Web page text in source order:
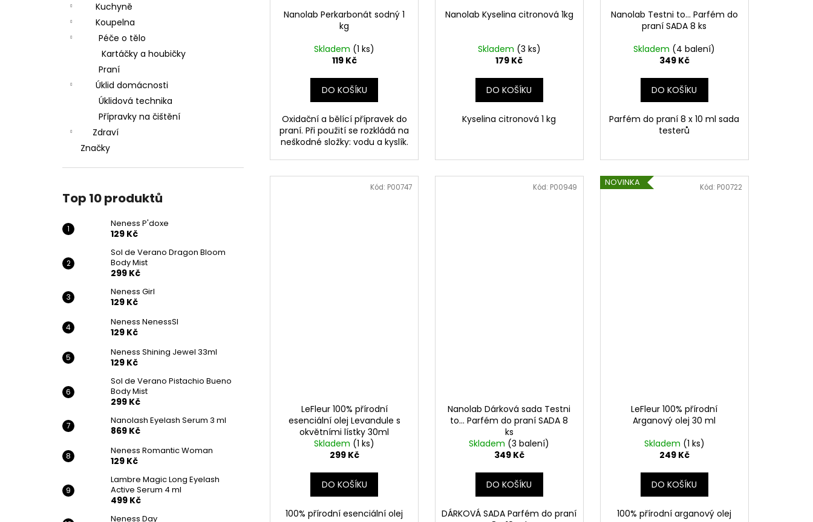
Kuchyně
Koupelna
Péče o tělo
Kartáčky a houbičky
Praní
Úklid domácnosti
Úklidová technika
Přípravky na čištění
Zdraví
Značky
Top 10 produktů
Neness P'doxe
129 Kč
Sol de Verano Dragon Bloom
Body Mist
299 Kč
Neness Girl
129 Kč
Neness NenessSI
129 Kč
Neness Shining Jewel 33ml
129 Kč
Sol de Verano Pistachio Bueno
Body Mist
299 Kč
Nanolash Eyelash Serum 3 ml
869 Kč
Neness Romantic Woman
129 Kč
Lambre Magic Long Eyelash
Active Serum 4 ml
499 Kč
Neness Day
Nanolab Perkarbonát sodný 1
kg
Skladem (1 ks)
119 Kč
DO KOŠÍKU
Oxidační a bělící přípravek do
praní. Při použití se rozkládá na
neškodné složky: vodu a kyslík.
Nanolab Kyselina citronová 1kg
Skladem (3 ks)
179 Kč
DO KOŠÍKU
Kyselina citronová 1 kg
Nanolab Testni to... Parfém do
praní SADA 8 ks
Skladem (4 balení)
349 Kč
DO KOŠÍKU
Parfém do praní 8 x 10 ml sada
testerů
LeFleur 100% přírodní
esenciální olej Levandule s
okvětními lístky 30ml
Skladem (1 ks)
299 Kč
DO KOŠÍKU
100% přírodní esenciální olej
Kód: P00747
Nanolab Dárková sada Testni
to... Parfém do praní SADA 8
ks
Skladem (3 balení)
349 Kč
DO KOŠÍKU
DÁRKOVÁ SADA Parfém do praní
Kód: P00949 NOVINKA
LeFleur 100% přírodní
Arganový olej 30 ml
Skladem (1 ks)
249 Kč
DO KOŠÍKU
100% přírodní arganový olej
Kód: P00722